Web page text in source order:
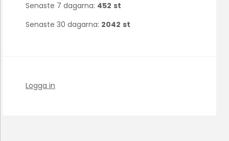
Senaste 7 dagarna: 452 st
Senaste 30 dagarna: 2042 st
Logga in